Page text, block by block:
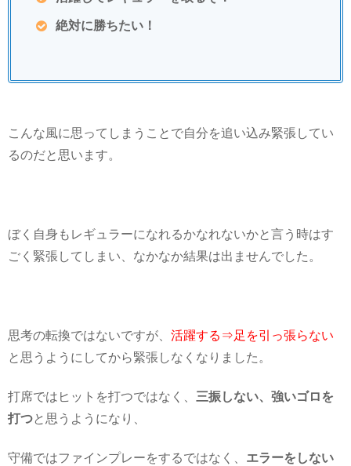
絶対に勝ちたい！
こんな風に思ってしまうことで自分を追い込み緊張してい
るのだと思います。
ぼく自身もレギュラーになれるかなれないかと言う時はす
ごく緊張してしまい、なかなか結果は出ませんでした。
思考の転換ではないですが、 活躍する⇒足を引っ張らない
と思うようにしてから緊張しなくなりました。
打席ではヒットを打つではなく、 三振しない、強いゴロを
打つと思うようになり、
守備ではファインプレーをするではなく、 エラーをしない